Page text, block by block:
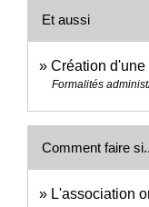
Et aussi
Création
Formalités
Comment faire
L'association